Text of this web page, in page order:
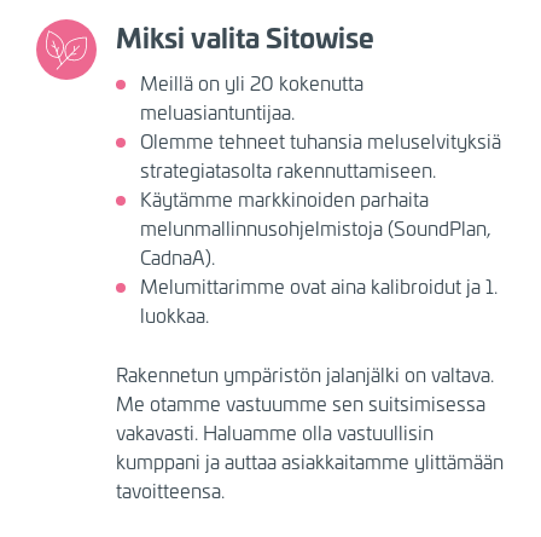
Miksi valita Sitowise
Meillä on yli 20 kokenutta
meluasiantuntijaa.
Olemme tehneet tuhansia meluselvityksiä
strategiatasolta rakennuttamiseen.
Käytämme markkinoiden parhaita
melunmallinnusohjelmistoja (SoundPlan,
CadnaA).
Melumittarimme ovat aina kalibroidut ja 1.
luokkaa.
Rakennetun ympäristön jalanjälki on valtava.
Me otamme vastuumme sen suitsimisessa
vakavasti. Haluamme olla vastuullisin
kumppani ja auttaa asiakkaitamme ylittämään
tavoitteensa.